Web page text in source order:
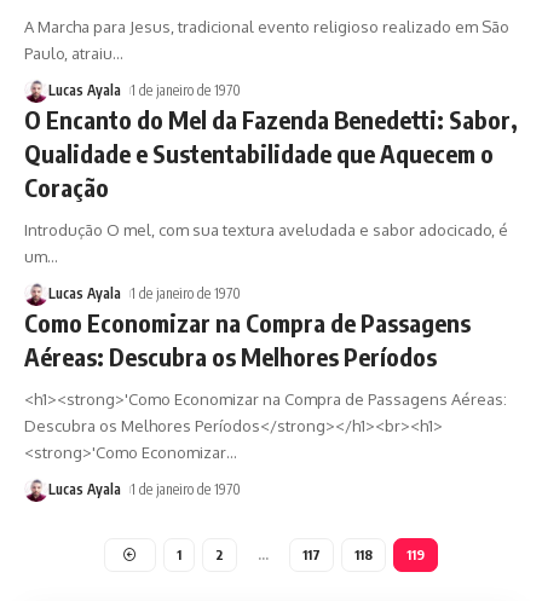
A Marcha para Jesus, tradicional evento religioso realizado em São
Paulo, atraiu…
Lucas Ayala 1 de janeiro de 1970
O Encanto do Mel da Fazenda Benedetti: Sabor,
Qualidade e Sustentabilidade que Aquecem o
Coração
Introdução O mel, com sua textura aveludada e sabor adocicado, é
um…
Lucas Ayala 1 de janeiro de 1970
Como Economizar na Compra de Passagens
Aéreas: Descubra os Melhores Períodos
<h1><strong>'Como Economizar na Compra de Passagens Aéreas:
Descubra os Melhores Períodos</strong></h1><br><h1>
<strong>'Como Economizar…
Lucas Ayala 1 de janeiro de 1970
1 2 … 117 118 119